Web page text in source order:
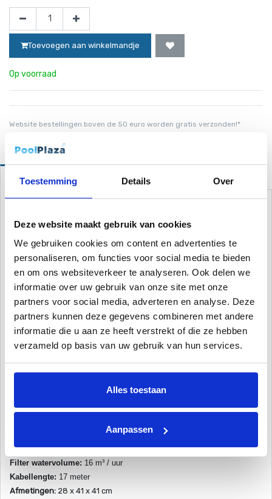
Toestemming Details Over
Deze website maakt gebruik van cookies
We gebruiken cookies om content en advertenties te
personaliseren, om functies voor social media te bieden
en om ons websiteverkeer te analyseren. Ook delen we
informatie over uw gebruik van onze site met onze
partners voor social media, adverteren en analyse. Deze
partners kunnen deze gegevens combineren met andere
informatie die u aan ze heeft verstrekt of die ze hebben
verzameld op basis van uw gebruik van hun services.
Alles toestaan
Aanpassen
Toevoegen aan winkelmandje
Op voorraad
Website bestellingen boven de 50 euro worden gratis verzonden!*
Omschrijving
Filter set voor Tigershark HQ Hayward
standaarden op het vlak van ontwerp, prestaties en kwaliteit. De
reiniger schrobt, stofzuigt en filtert uw zwembad op een zelfstandige
manier. Hij is volledig automatisch en hoeft niet te worden geïnstalleerd,
er zijn geen hulpstukken. Plaats hem in het zwembad en zet hem aan.
van het filterpatroon dat langs de bovenkant bereikbaar is. De
aandrijving met Adaptive Seek Control Logic (ASCL®)-microprocessor
optimaliseert de reinigingsprocedure voor elke individuele
zwembadgrootte en -vorm. Elektronische zelfdiagnose, beveiliging
tegen overbelasting en een eenvoudig ontwerp met directe aandrijving
en niet-corrosieve lagers zorgen voor een betrouwbare werking.
Ook geschikt voor grote zwembaden en zwembaden met een zeer glad
oppervlak (keramiek- en glasvezelbaden).
Tijd van reinigingscyclys: 2 uur
Filtervermogen:20µm
Filter watervolume: 16 m³ / uur
Kabellengte: 17 meter
Afmetingen: 28 x 41 x 41 cm